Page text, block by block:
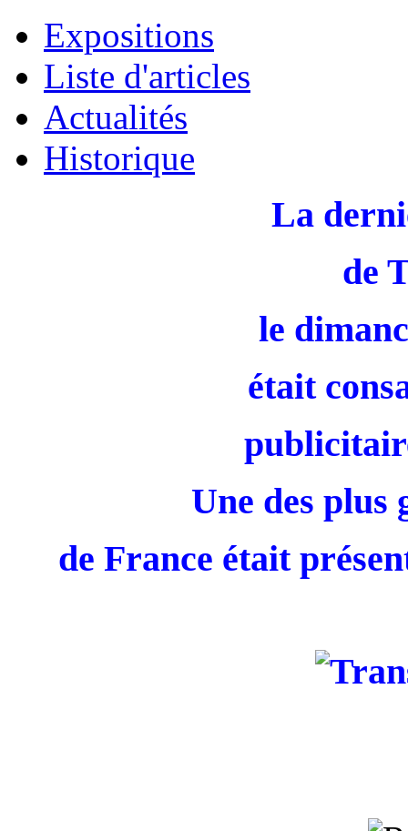
Expositions
Liste d'articles
Actualités
Historique
La
de
le
était
Une des plus
de France était